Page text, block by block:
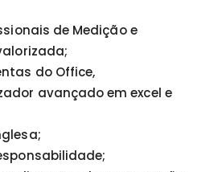
de Medição e
do Office,
avançado em excel e